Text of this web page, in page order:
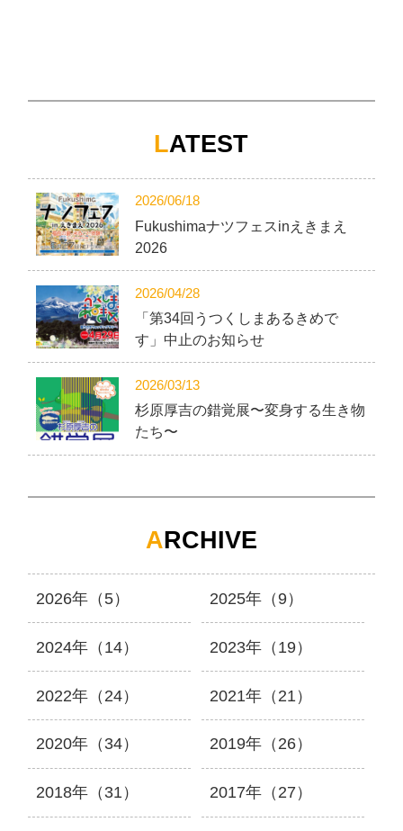
LATEST
2026/06/18
Fukushimaナツフェスinえきまえ
2026
2026/04/28
「第34回うつくしまあるきめで
す」中止のお知らせ
2026/03/13
杉原厚吉の錯覚展〜変身する生き物
たち〜
ARCHIVE
2026年（5） 2025年（9）
2024年（14） 2023年（19）
2022年（24） 2021年（21）
2020年（34） 2019年（26）
2018年（31） 2017年（27）